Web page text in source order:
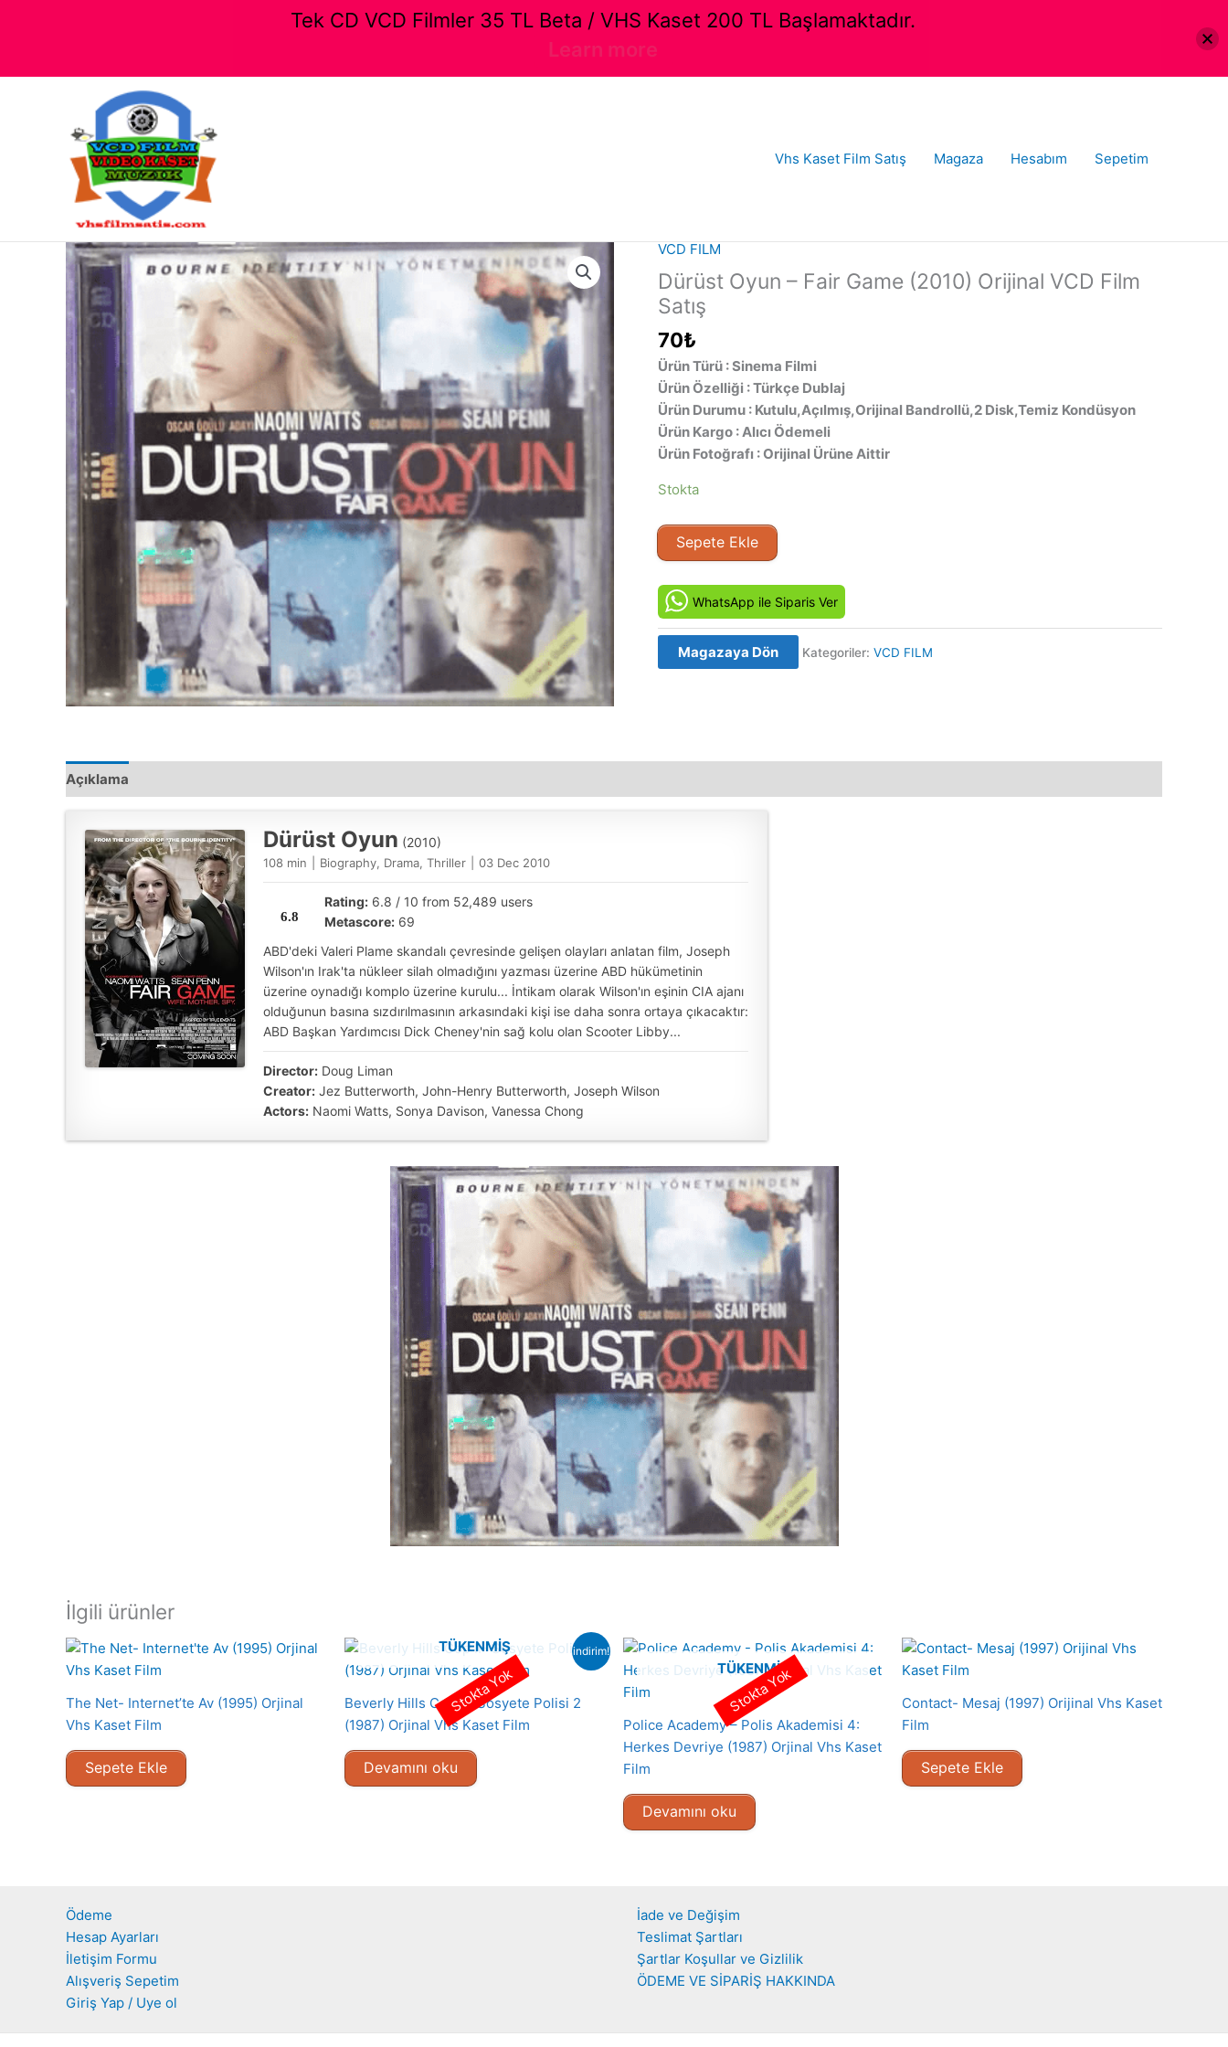
Vhs Kaset Film Satış Magaza Hesabım Sepetim
VCD FILM
Dürüst Oyun – Fair Game (2010) Orijinal VCD Film
Satış
70₺
Ürün Türü : Sinema Filmi
Ürün Özelliği : Türkçe Dublaj
Ürün Durumu : Kutulu,Açılmış,Orijinal Bandrollü,2 Disk,Temiz Kondüsyon
Ürün Kargo : Alıcı Ödemeli
Ürün Fotoğrafı : Orijinal Ürüne Aittir
Stokta
Dürüst
Oyun
Fair
Game
(2010)
Orijinal
Sepete Ekle
WhatsApp ile Siparis Ver
Magazaya Dön Kategoriler: VCD FILM
Açıklama
Dürüst Oyun (2010)
108 min Biography, Drama, Thriller 03 Dec 2010
6.8
Rating: 6.8 / 10 from 52,489 users
Metascore: 69
ABD'deki Valeri Plame skandalı çevresinde gelişen olayları anlatan film, Joseph
Wilson'ın Irak'ta nükleer silah olmadığını yazması üzerine ABD hükümetinin
üzerine oynadığı komplo üzerine kurulu... İntikam olarak Wilson'ın eşinin CIA ajanı
olduğunun basına sızdırılmasının arkasındaki kişi ise daha sonra ortaya çıkacaktır:
ABD Başkan Yardımcısı Dick Cheney'nin sağ kolu olan Scooter Libby...
Director: Doug Liman
Creator: Jez Butterworth, John-Henry Butterworth, Joseph Wilson
Actors: Naomi Watts, Sonya Davison, Vanessa Chong
İlgili ürünler
The Net- Internet’te Av (1995) Orjinal
Vhs Kaset Film
Sepete Ekle
indirim!
TÜKENMIŞ
Beverly Hills Cop II- Sosyete Polisi 2
(1987) Orjinal Vhs Kaset Film
Devamını oku
Stokta Yok TÜKENMIŞ
Police Academy – Polis Akademisi 4:
Herkes Devriye (1987) Orjinal Vhs Kaset
Film
Devamını oku
Stokta Yok
Contact- Mesaj (1997) Orijinal Vhs Kaset
Film
Sepete Ekle
Ödeme
Hesap Ayarları
İletişim Formu
Alışveriş Sepetim
Giriş Yap / Uye ol
İade ve Değişim
Teslimat Şartları
Şartlar Koşullar ve Gizlilik
ÖDEME VE SİPARİŞ HAKKINDA
Tek CD VCD Filmler 35 TL Beta / VHS Kaset 200 TL Başlamaktadır.
Learn more